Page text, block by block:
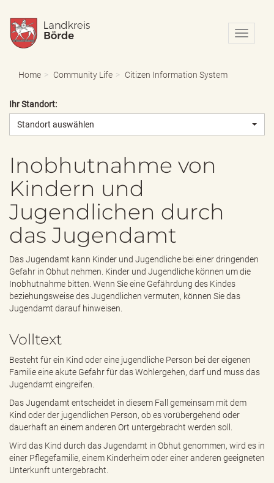
N
a
o
b
l
Home Community Life Citizen Information System
Ihr Standort:
Standort auswählen
Inobhutnahme von
Kindern und
Jugendlichen durch
das Jugendamt
Das Jugendamt kann Kinder und Jugendliche bei einer dringenden
Gefahr in Obhut nehmen. Kinder und Jugendliche können um die
Inobhutnahme bitten. Wenn Sie eine Gefährdung des Kindes
beziehungsweise des Jugendlichen vermuten, können Sie das
Jugendamt darauf hinweisen.
Volltext
Besteht für ein Kind oder eine jugendliche Person bei der eigenen
Familie eine akute Gefahr für das Wohlergehen, darf und muss das
Jugendamt eingreifen.
Das Jugendamt entscheidet in diesem Fall gemeinsam mit dem
Kind oder der jugendlichen Person, ob es vorübergehend oder
dauerhaft an einem anderen Ort untergebracht werden soll.
Wird das Kind durch das Jugendamt in Obhut genommen, wird es in
einer Pflegefamilie, einem Kinderheim oder einer anderen geeigneten
Unterkunft untergebracht.